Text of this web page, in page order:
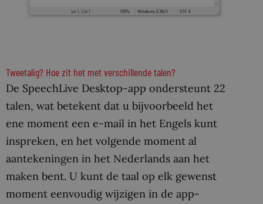
Tweetalig? Hoe zit het met verschillende talen?
De SpeechLive Desktop-app ondersteunt 22
talen, wat betekent dat u bijvoorbeeld het
ene moment een e-mail in het Engels kunt
inspreken, en het volgende moment al
aantekeningen in het Nederlands aan het
maken bent. U kunt de taal op elk gewenst
moment eenvoudig wijzigen in de app-